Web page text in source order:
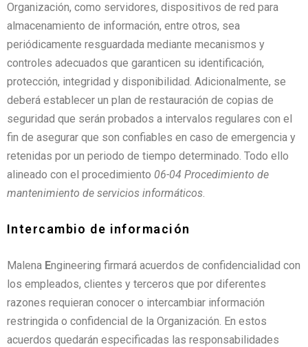
Organización, como servidores, dispositivos de red para
almacenamiento de información, entre otros, sea
periódicamente resguardada mediante mecanismos y
controles adecuados que garanticen su identificación,
protección, integridad y disponibilidad. Adicionalmente, se
deberá establecer un plan de restauración de copias de
seguridad que serán probados a intervalos regulares con el
fin de asegurar que son confiables en caso de emergencia y
retenidas por un periodo de tiempo determinado. Todo ello
alineado con el procedimiento 06-04 Procedimiento de
mantenimiento de servicios informáticos.
Intercambio de información
Malena Engineering firmará acuerdos de confidencialidad con
los empleados, clientes y terceros que por diferentes
razones requieran conocer o intercambiar información
restringida o confidencial de la Organización. En estos
acuerdos quedarán especificadas las responsabilidades